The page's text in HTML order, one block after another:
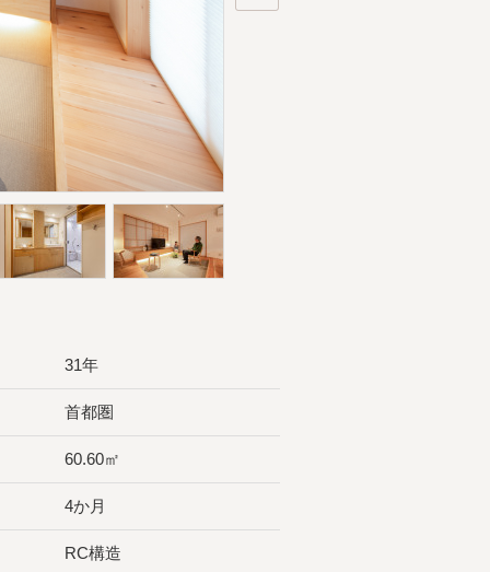
31年
首都圏
60.60㎡
4か月
RC構造